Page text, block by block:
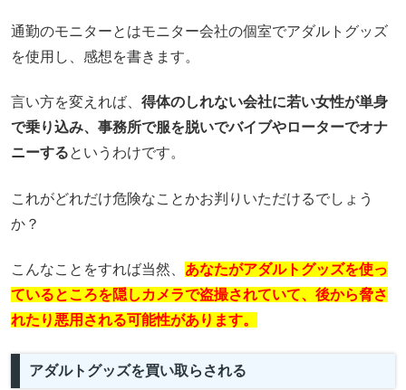
通勤のモニターとはモニター会社の個室でアダルトグッズ
を使用し、感想を書きます。
言い方を変えれば、 得体のしれない会社に若い女性が単身
で乗り込み、事務所で服を脱いでバイブやローターでオナ
ニーするというわけです。
これがどれだけ危険なことかお判りいただけるでしょう
か？
こんなことをすれば当然、 あなたがアダルトグッズを使っ
ているところを隠しカメラで盗撮されていて、後から脅さ
れたり悪用される可能性があります。
アダルトグッズを買い取らされる